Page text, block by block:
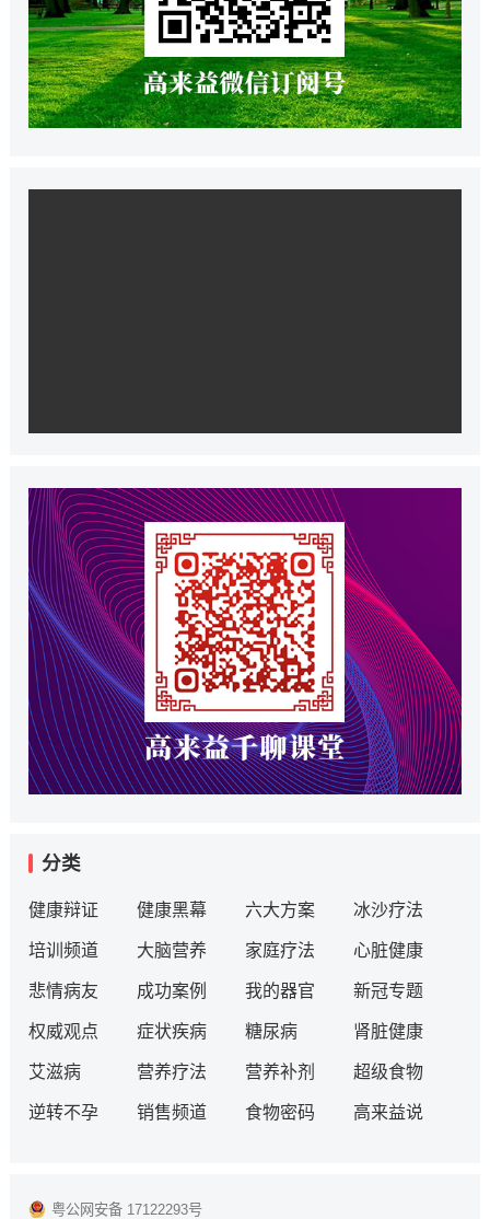
分类
健康辩证 健康黑幕 六大方案 冰沙疗法
培训频道 大脑营养 家庭疗法 心脏健康
悲情病友 成功案例 我的器官 新冠专题
权威观点 症状疾病 糖尿病 肾脏健康
艾滋病 营养疗法 营养补剂 超级食物
逆转不孕 销售频道 食物密码 高来益说
粤公网安备 17122293号